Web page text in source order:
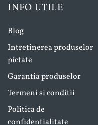
INFO UTILE
Blog
Intretinerea produselor
pictate
Garantia produselor
Termeni si conditii
Politica de
confidentialitate